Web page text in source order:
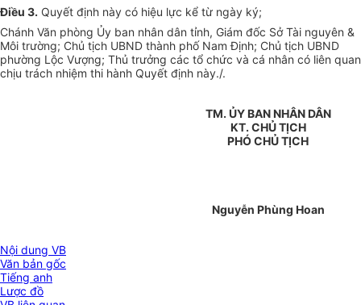
Điều 3. Quyết định này có hiệu lực kể từ ngày ký;
Chánh Văn phòng Ủy ban nhân dân tỉnh, Giám đốc Sở Tài nguyên &
Môi trường; Chủ tịch UBND thành phố Nam Định; Chủ tịch UBND
phường Lộc Vượng; Thủ trưởng các tổ chức và cá nhân có liên quan
chịu trách nhiệm thi hành Quyết định này./.
TM. ỦY BAN NHÂN DÂN
KT. CHỦ TỊCH
PHÓ CHỦ TỊCH
Nguyễn Phùng Hoan
Nội dung VB
Văn bản gốc
Tiếng anh
Lược đồ